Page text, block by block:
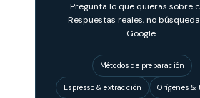
Pregunta lo que quieras sobre
Respuestas reales, no
Google.
Métodos de preparación
Espresso & extracción Orígenes &